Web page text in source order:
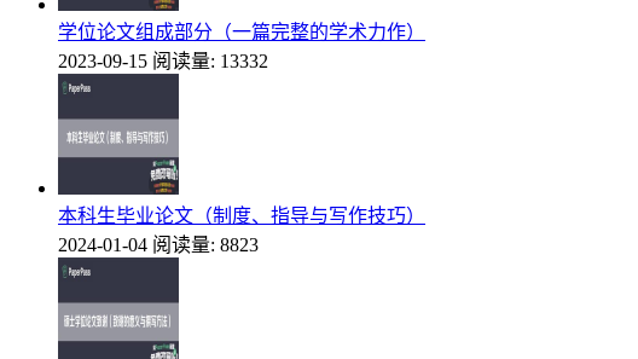
学位论文组成部分（一篇完整的学术力作）
2023-09-15 阅读量: 13332
本科生毕业论文（制度、指导与写作技巧）
2024-01-04 阅读量: 8823